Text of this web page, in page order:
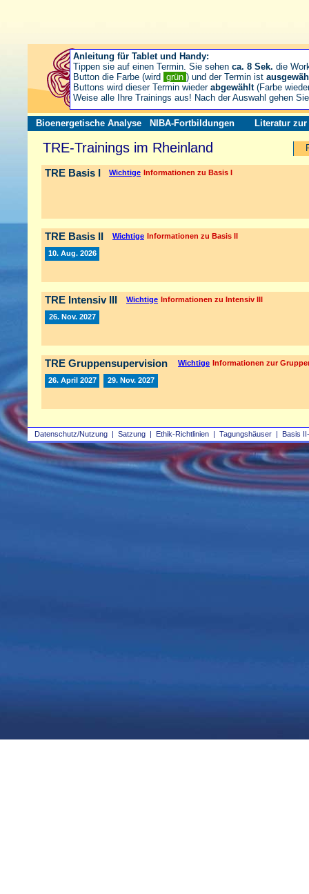
Datenschutz/Nutzung | Satzung | Ethik-Richtlinien | Tagungshäuser | Basis
Bioenergetische Analyse NIBA-Fortbildungen Literatur zur
TRE-Trainings im Rheinland
TRE Basis I Wichtige Informationen zu Basis I
TRE Basis II Wichtige Informationen zu Basis II
10. Aug. 2026
TRE Intensiv III Wichtige Informationen zu Intensiv III
26. Nov. 2027
TRE Gruppensupervision Wichtige Informationen zur
26. April 2027 29. Nov. 2027
Anleitung für Tablet und Handy:
Tippen sie auf einen Termin. Sie sehen ca. 8 Sek. die
Button die Farbe (wird grün ) und der Termin ist
Buttons wird dieser Termin wieder abgewählt(Farbe
Weise alle Ihre Trainings aus! Nach der Auswahl gehen